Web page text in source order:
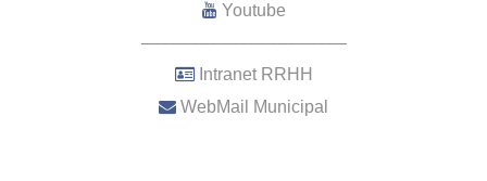
Youtube
–––––––––––––––––––––
Intranet RRHH
WebMail Municipal